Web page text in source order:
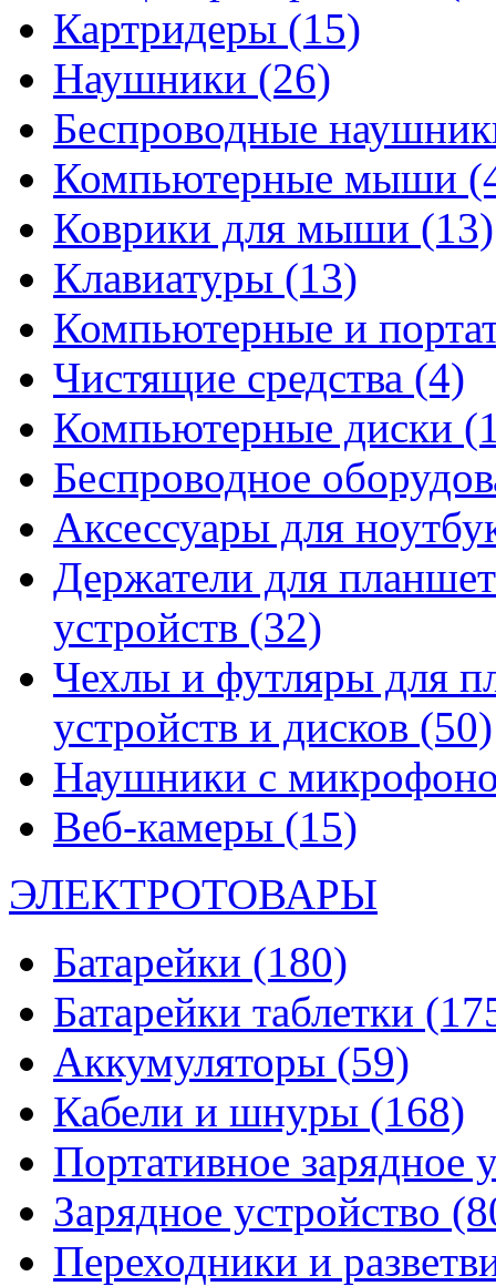
Картридеры (15)
Наушники (26)
Беспроводные
Компьютерные мыши
Коврики для мыши (13)
Клавиатуры (13)
Компьютерные и
Чистящие средства (4)
Компьютерные диски
Беспроводное
Аксессуары для
Держатели для
устройств (32)
Чехлы и футляры для
устройств и дисков (50)
Наушники с
Веб-камеры (15)
ЭЛЕКТРОТОВАРЫ
Батарейки (180)
Батарейки таблетки
Аккумуляторы (59)
Кабели и шнуры (168)
Портативное зарядное
Зарядное устройство
Переходники и